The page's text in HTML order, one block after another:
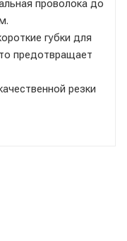
проволока до
губки для
предотвращает
резки